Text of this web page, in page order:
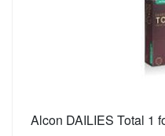
Alcon DAILIES Total 1